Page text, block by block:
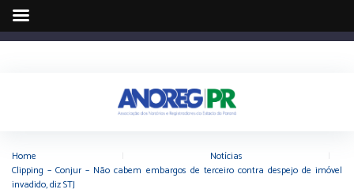
Home Notícias
Clipping – Conjur – Não cabem embargos de terceiro contra despejo de imóvel
invadido, diz STJ